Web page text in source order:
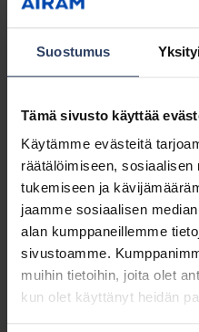
Suostumus
Tämä sivusto käyttää
Käytämme evästeitä
räätälöimiseen,
tukemiseen ja
jaamme sosiaalisen
alan kumppaneillemme
sivustoamme.
muihin tietoihin, joita olet
kun olet käyttänyt heidän
(THD)
Himmennys ja ohjaus
Himmennettävä
Himmennys 0-10 V
Himmennys 1-10 V
Himmennys DALI
Himmennys DALI-2
Himmennys DMX
Himmennys DSI
Himmennys LineSwitch
Himmennys